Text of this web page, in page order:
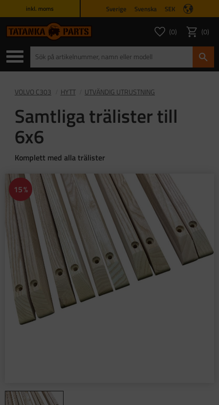
inkl. moms Sverige Svenska SEK
Favoriter
ANTAL
0 Kundvagn
0
VOLVO C303 HYTT UTVÄNDIG UTRUSTNING
Samtliga trälister till
6x6
Komplett med alla trälister
15%